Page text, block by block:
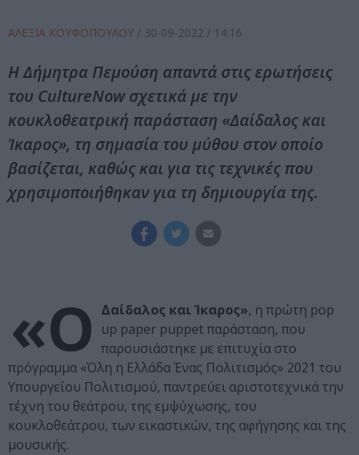
ΑΛΕΞΙΑ ΚΟΥΦΟΠΟΥΛΟΥ / 30-09-2022 / 14:16
Η Δήμητρα Πεμούση απαντά στις ερωτήσεις
του CultureNow σχετικά με την
κουκλοθεατρική παράσταση «Δαίδαλος και
Ίκαρος», τη σημασία του μύθου στον οποίο
βασίζεται, καθώς και για τις τεχνικές που
χρησιμοποιήθηκαν για τη δημιουργία της.
«Ο Δαίδαλος και Ίκαρος», η πρώτη pop
up paper puppet παράσταση, που
παρουσιάστηκε με επιτυχία στο
πρόγραμμα «Όλη η Ελλάδα Ένας Πολιτισμός» 2021 του
Υπουργείου Πολιτισμού, παντρεύει αριστοτεχνικά την
τέχνη του θεάτρου, της εμψύχωσης, του
κουκλοθεάτρου, των εικαστικών, της αφήγησης και της
μουσικής.